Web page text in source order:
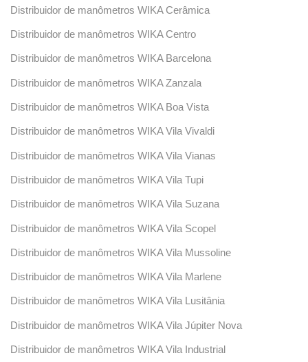
Distribuidor de manômetros WIKA Cerâmica
Distribuidor de manômetros WIKA Centro
Distribuidor de manômetros WIKA Barcelona
Distribuidor de manômetros WIKA Zanzala
Distribuidor de manômetros WIKA Boa Vista
Distribuidor de manômetros WIKA Vila Vivaldi
Distribuidor de manômetros WIKA Vila Vianas
Distribuidor de manômetros WIKA Vila Tupi
Distribuidor de manômetros WIKA Vila Suzana
Distribuidor de manômetros WIKA Vila Scopel
Distribuidor de manômetros WIKA Vila Mussoline
Distribuidor de manômetros WIKA Vila Marlene
Distribuidor de manômetros WIKA Vila Lusitânia
Distribuidor de manômetros WIKA Vila Júpiter Nova
Distribuidor de manômetros WIKA Vila Industrial